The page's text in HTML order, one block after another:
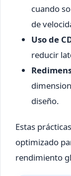
cuando
de
Uso de
reducir
diseño.
Estas
optimizado
rendimiento